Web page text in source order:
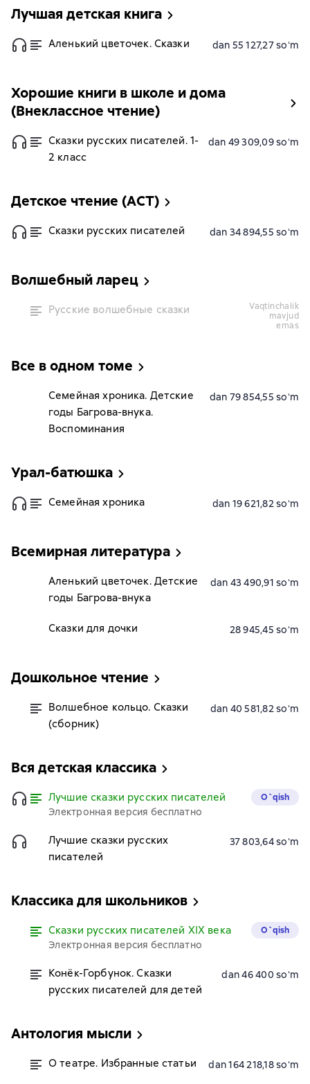
Лучшая детская книга
Аленький цветочек. Сказки dan 55 127,27 soʻm
Хорошие книги в школе и дома
(Внеклассное чтение)
Сказки русских писателей. 1-
2 класс
dan 49 309,09 soʻm
Детское чтение (АСТ)
Сказки русских писателей dan 34 894,55 soʻm
Волшебный ларец
Русские волшебные сказки
vaqtinchalik
mavjud
emas
Все в одном томе
Семейная хроника. Детские
годы Багрова-внука.
Воспоминания
dan 79 854,55 soʻm
Урал-батюшка
Семейная хроника dan 19 621,82 soʻm
Всемирная литература
Аленький цветочек. Детские
годы Багрова-внука
dan 43 490,91 soʻm
Сказки для дочки 28 945,45 soʻm
Дошкольное чтение
Волшебное кольцо. Сказки
(сборник)
dan 40 581,82 soʻm
Вся детская классика
Лучшие сказки русских писателей
Электронная версия бесплатно
O`qish
Лучшие сказки русских
писателей
37 803,64 soʻm
Классика для школьников
Сказки русских писателей XIX века
Электронная версия бесплатно
O`qish
Конёк-Горбунок. Сказки
русских писателей для детей
dan 46 400 soʻm
Антология мысли
О театре. Избранные статьи dan 164 218,18 soʻm